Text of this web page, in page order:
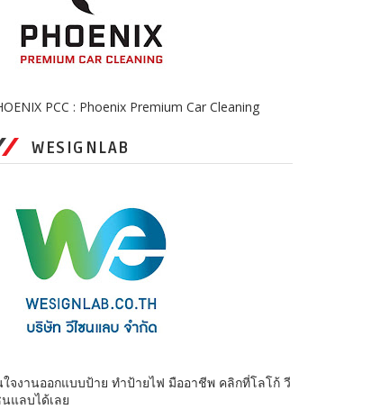
PCC : Phoenix Premium Car Cleaning
WESIGNLAB
จงานออกแบบป้าย ทำป้ายไฟ มืออาชีพ คลิกที่โลโก้ วี
แลบได้เลย